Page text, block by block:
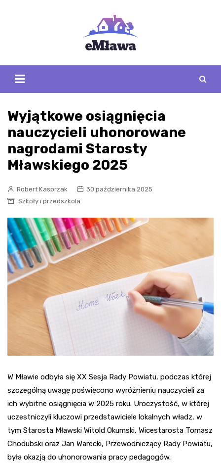
Wyjątkowe osiągnięcia
nauczycieli uhonorowane
nagrodami Starosty
Mławskiego 2025
Robert Kasprzak
30 października 2025
Szkoły i przedszkola
W Mławie odbyła się XX Sesja Rady Powiatu, podczas której
szczególną uwagę poświęcono wyróżnieniu nauczycieli za
ich wybitne osiągnięcia w 2025 roku. Uroczystość, w której
uczestniczyli kluczowi przedstawiciele lokalnych władz, w
tym Starosta Mławski Witold Okumski, Wicestarosta Tomasz
Chodubski oraz Jan Warecki, Przewodniczący Rady Powiatu,
była okazją do uhonorowania pracy pedagogów.